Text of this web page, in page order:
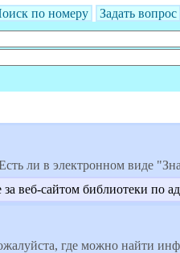
по номеру Задать вопрос
ли в электронном виде
веб-сайтом библиотеки по
где можно найти